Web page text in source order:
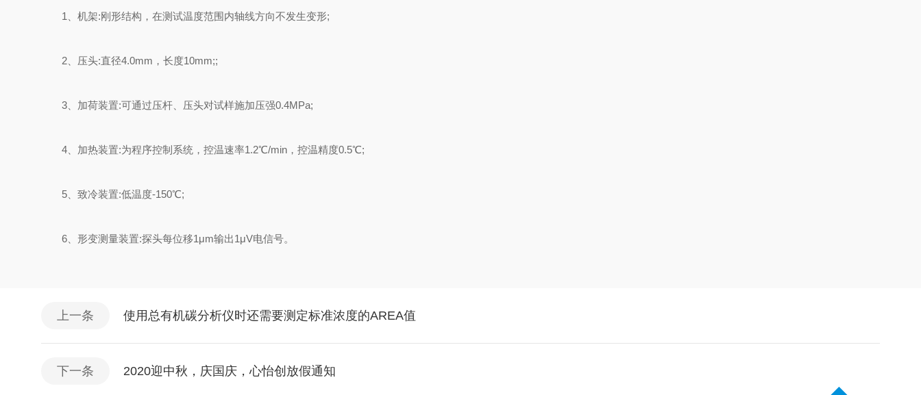
1、机架:刚形结构，在测试温度范围内轴线方向不发生变形;
2、压头:直径4.0mm，长度10mm;;
3、加荷装置:可通过压杆、压头对试样施加压强0.4MPa;
4、加热装置:为程序控制系统，控温速率1.2℃/min，控温精度0.5℃;
5、致冷装置:低温度-150℃;
6、形变测量装置:探头每位移1μm输出1μV电信号。
上一条 使用总有机碳分析仪时还需要测定标准浓度的AREA值
下一条 2020迎中秋，庆国庆，心怡创放假通知